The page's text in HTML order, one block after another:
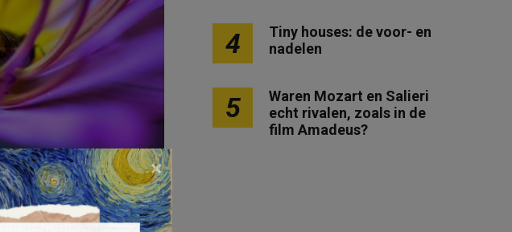
4
Tiny houses: de voor- en
nadelen
5
Waren Mozart en Salieri
echt rivalen, zoals in de
film Amadeus?
×